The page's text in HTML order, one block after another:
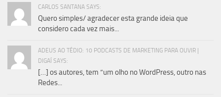
CARLOS SANTANA SAYS:
Quero simples/ agradecer esta grande ideia que
considero cada vez mais...
ADEUS AO TÉDIO: 10 PODCASTS DE MARKETING PARA OUVIR |
DIGAÍ SAYS:
[…] os autores, tem “um olho no WordPress, outro nas
Redes...